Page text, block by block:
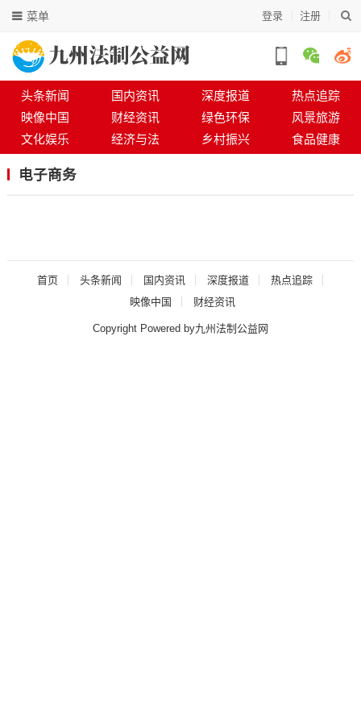
登录 注册
菜单
头条新闻 国内资讯 深度报道
热点追踪
映像中国
财经资讯 绿色环保
风景旅游
文化娱乐
经济与法 乡村振兴 食品健康
电子商务
首页 头条新闻 国内资讯 深度报道
热点追踪
映像中国
财经资讯
Copyright Powered by九州法制公益网